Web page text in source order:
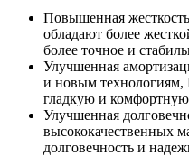
Повышенная
обладают более
более точное и
Улучшенная
и новым технологиям,
гладкую и комфортную
Улучшенная
высококачественных
долговечность и